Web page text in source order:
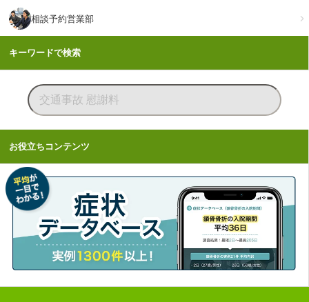
相談予約営業部
キーワードで検索
お役立ちコンテンツ